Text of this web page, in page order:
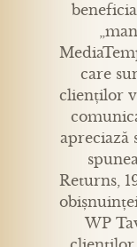
care
clienților
apreciază
Returns,
WP